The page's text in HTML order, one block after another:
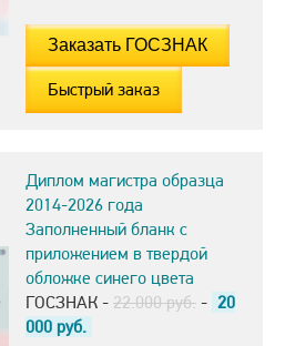
Быстрый заказ
Диплом магистра образца
2014-2026 года
Заполненный бланк с
приложением в твердой
обложке синего цвета
ГОСЗНАК - 22.000 руб. - 20
000 руб.